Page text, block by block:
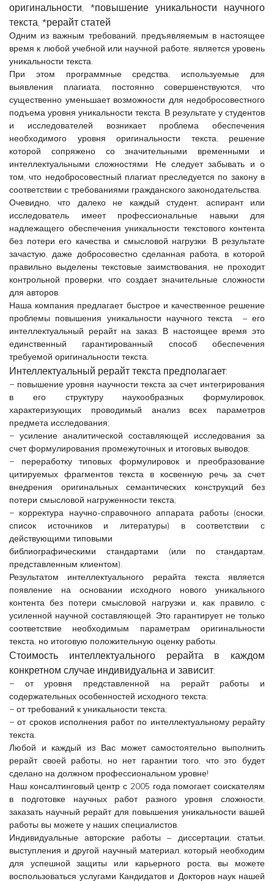
оригинальности, *повышение уникальности научного
текста, *рерайт статей
Одним из важным требований, предъявляемым в настоящее
время к любой учебной или научной работе, является уровень
уникальности текста.
При этом программные средства, используемые для
выявления плагиата, постоянно совершенствуются, что
существенно уменьшает возможности для недобросовестного
подъема уровня уникальности текста. В результате у студентов
и исследователей возникает проблема обеспечения
необходимого уровня оригинальности текста, решение
которой сопряжено со значительными временными и
интеллектуальными сложностями. Не следует забывать и о
том, что недобросовестный плагиат преследуется по закону в
соответствии с требованиями гражданского законодательства.
Очевидно, что далеко не каждый студент, аспирант или
исследователь имеет профессиональные навыки для
надлежащего обеспечения уникальности текстового контента
без потери его качества и смысловой нагрузки. В результате
зачастую, даже добросовестно сделанная работа, в которой
правильно выделены текстовые заимствования, не проходит
контрольной проверки, что создает значительные сложности
для авторов.
Наша компания предлагает быстрое и качественное решение
проблемы повышения уникальности научного текста – его
интеллектуальный рерайт на заказ. В настоящее время это
единственный гарантированный способ обеспечения
требуемой оригинальности текста.
Интеллектуальный рерайт текста предполагает:
− повышение уровня научности текста за счет интегрирования
в его структуру наукообразных формулировок,
характеризующих проводимый анализ всех параметров
предмета исследования;
− усиление аналитической составляющей исследования за
счет формулирования промежуточных и итоговых выводов;
− переработку типовых формулировок и преобразование
цитируемых фрагментов текста в косвенную речь за счет
внедрения оригинальных семантических конструкций без
потери смысловой нагруженности текста;
− корректура научно-справочного аппарата работы (сноски,
список источников и литературы) в соответствии с
действующими типовыми
библиографическими стандартами (или по стандартам,
представленным клиентом).
Результатом интеллектуального рерайта текста является
появление на основании исходного нового уникального
контента без потери смысловой нагрузки и, как правило, с
усиленной научной составляющей. Это гарантирует не только
соответствие необходимым параметрам оригинальности
текста, но итоговую положительную оценку работы.
Стоимость интеллектуального рерайта в каждом
конкретном случае индивидуальна и зависит:
− от уровня представленной на рерайт работы и
содержательных особенностей исходного текста;
− от требований к уникальности текста;
− от сроков исполнения работ по интеллектуальному рерайту
текста.
Любой и каждый из Вас может самостоятельно выполнить
рерайт своей работы, но нет гарантии того, что это будет
сделано на должном профессиональном уровне!
Наш консалтинговый центр с 2005 года помогает соискателям
в подготовке научных работ разного уровня сложности,
заказать научный рерайт для повышения уникальности вашей
работы вы можете у наших специалистов.
Индивидуальные авторские работы – диссертации, статьи,
выступления и другой научный материал, который необходим
для успешной защиты или карьерного роста, вы можете
воспользоваться услугами Кандидатов и Докторов наук нашей